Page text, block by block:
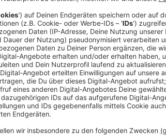
Top Jeck 2026 – Kölsch & Jot:
Anzeige
Die achte Ausgabe vonTOP JECK ist mehr als
Auf dem neuen Sampler treffen die großen
Newcomer der Szene.
Mit dabei sind unter anderemTommy Engel,